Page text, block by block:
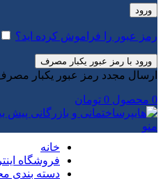
ورود
رمز عبور را فراموش کرده اید؟
ورود با رمز عبور یکبار مصرف
ارسال مجدد رمز عبور یکبار
0 محصول 0 تومان
منو
خانه
فروشگاه
دسته بندی